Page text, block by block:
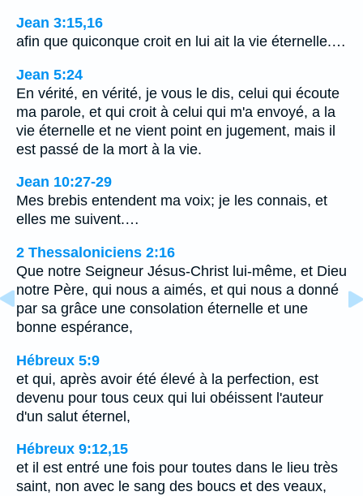
Jean 3:15,16
afin que quiconque croit en lui ait la vie éternelle.…
Jean 5:24
En vérité, en vérité, je vous le dis, celui qui écoute
ma parole, et qui croit à celui qui m'a envoyé, a la
vie éternelle et ne vient point en jugement, mais il
est passé de la mort à la vie.
Jean 10:27-29
Mes brebis entendent ma voix; je les connais, et
elles me suivent.…
2 Thessaloniciens 2:16
Que notre Seigneur Jésus-Christ lui-même, et Dieu
notre Père, qui nous a aimés, et qui nous a donné
par sa grâce une consolation éternelle et une
bonne espérance,
Hébreux 5:9
et qui, après avoir été élevé à la perfection, est
devenu pour tous ceux qui lui obéissent l'auteur
d'un salut éternel,
Hébreux 9:12,15
et il est entré une fois pour toutes dans le lieu très
saint, non avec le sang des boucs et des veaux,